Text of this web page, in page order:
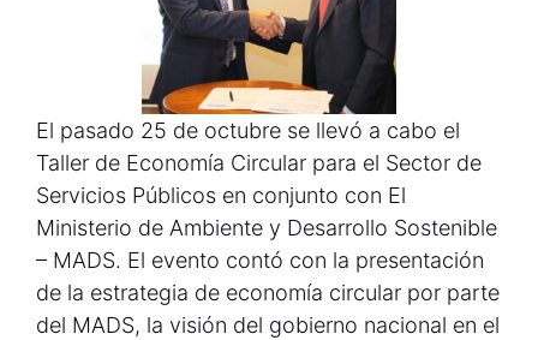
El pasado 25 de octubre se llevó a cabo el
Taller de Economía Circular para el Sector de
Servicios Públicos en conjunto con El
Ministerio de Ambiente y Desarrollo Sostenible
– MADS. El evento contó con la presentación
de la estrategia de economía circular por parte
del MADS, la visión del gobierno nacional en el